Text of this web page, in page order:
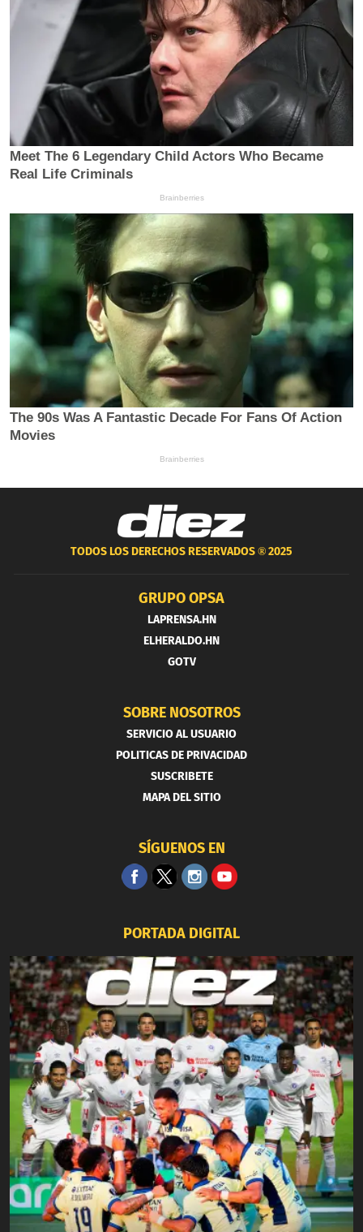
TODOS LOS DERECHOS RESERVADOS ®2025
GRUPO OPSA
LAPRENSA.HN
ELHERALDO.HN
GOTV
SOBRE NOSOTROS
SERVICIO AL USUARIO
POLITICAS DE PRIVACIDAD
SUSCRIBETE
MAPA DEL SITIO
SÍGUENOS EN
PORTADA DIGITAL